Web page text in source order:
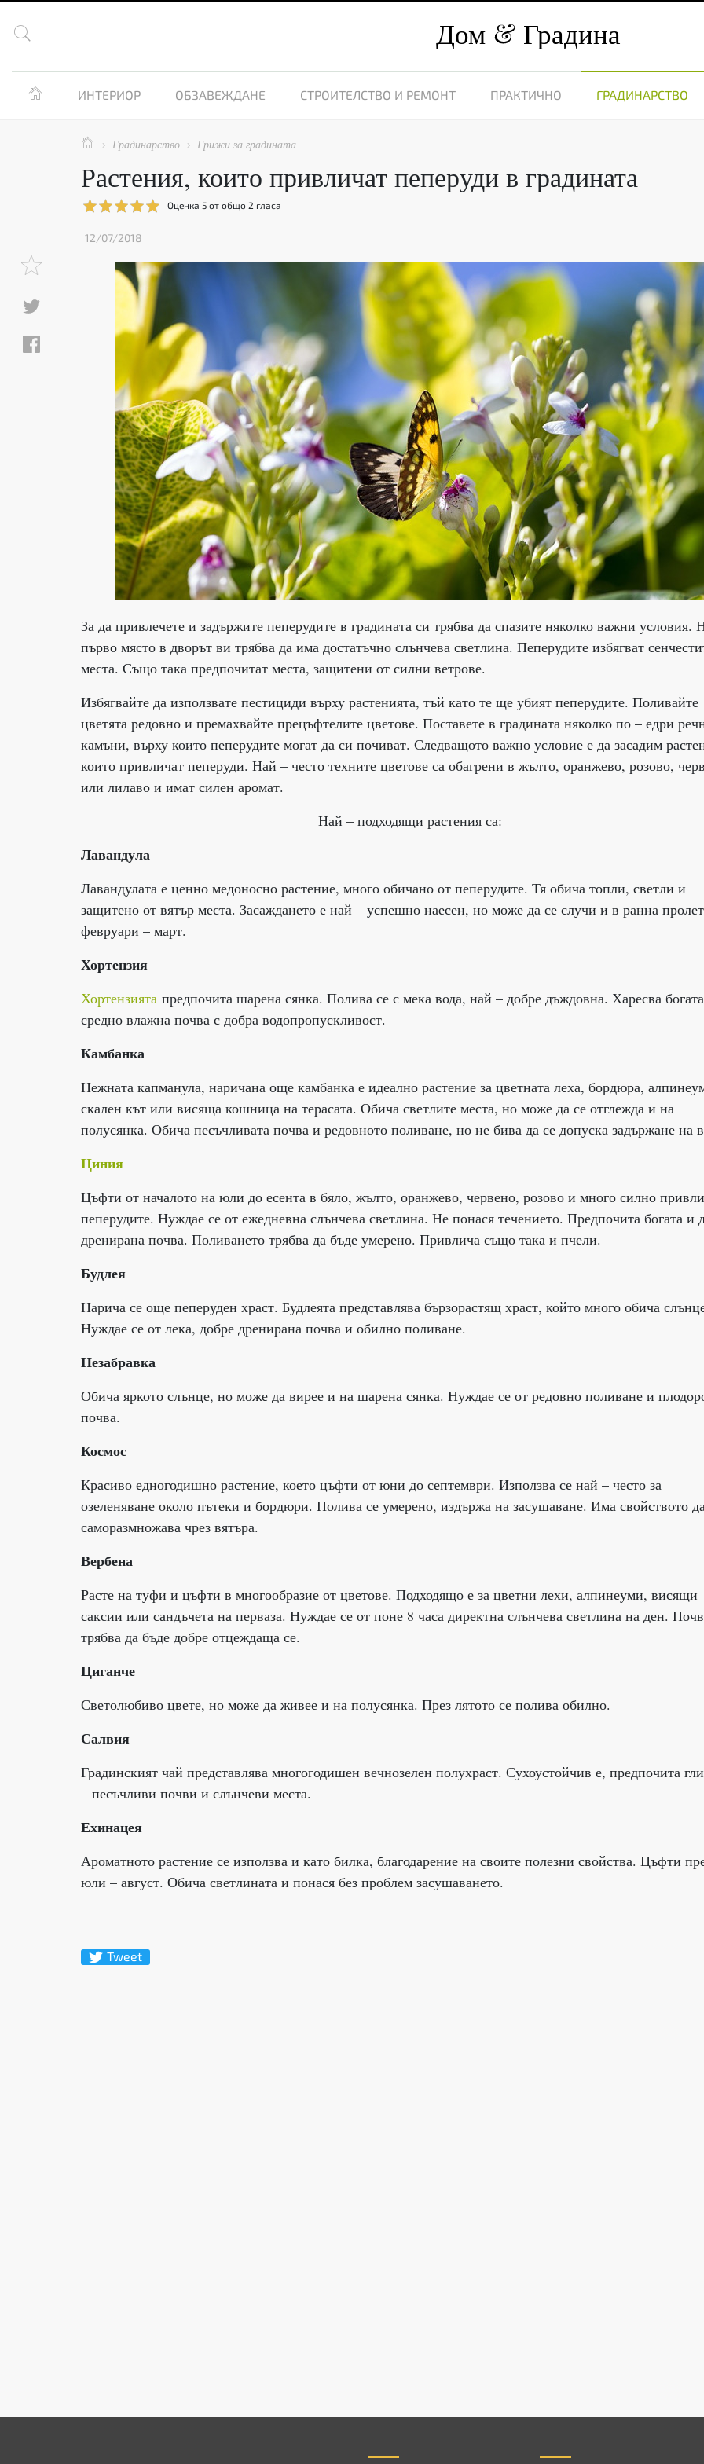
 Дом Градина
 ИНТЕРИОР ОБЗАВЕЖДАНЕ СТРОИТЕЛСТВО И РЕМОНТ ПРАКТИЧНО ГРАДИНАРСТВО
  Градинарство  Грижи за градината
Растения, които привличат пеперуди в градината
Оценка 5от общо 2 гласа
12/07/2018
За да привлечете и задържите пеперудите в градината си трябва да спазите няколко важни условия.
първо място в дворът ви трябва да има достатъчно слънчева светлина. Пеперудите избягват
места. Също така предпочитат места, защитени от силни ветрове.
Избягвайте да използвате пестициди върху растенията, тъй като те ще убият пеперудите. Поливайте
цветята редовно и премахвайте прецъфтелите цветове. Поставете в градината няколко по – едри
камъни, върху които пеперудите могат да си почиват. Следващото важно условие е да засадим
които привличат пеперуди. Най – често техните цветове са обагрени в жълто, оранжево, розово,
или лилаво и имат силен аромат.
Най – подходящи растения са:
Лавандула
Лавандулата е ценно медоносно растение, много обичано от пеперудите. Тя обича топли, светли и
защитено от вятър места. Засаждането е най – успешно наесен, но може да се случи и в ранна
февруари – март.
Хортензия
Хортензиятапредпочита шарена сянка. Полива се с мека вода, най – добре дъждовна. Харесва богата
средно влажна почва с добра водопропускливост.
Камбанка
Нежната капманула, наричана още камбанка е идеално растение за цветната леха, бордюра,
скален кът или висяща кошница на терасата. Обича светлите места, но може да се отглежда и на
полусянка. Обича песъчливата почва и редовното поливане, но не бива да се допуска задържане на
Циния
Цъфти от началото на юли до есента в бяло, жълто, оранжево, червено, розово и много силно
пеперудите. Нуждае се от ежедневна слънчева светлина. Не понася течението. Предпочита богата и
дренирана почва. Поливането трябва да бъде умерено. Привлича също така и пчели.
Будлея
Нарича се още пеперуден храст. Будлеята представлява бързорастящ храст, който много обича
Нуждае се от лека, добре дренирана почва и обилно поливане.
Незабравка
Обича яркото слънце, но може да вирее и на шарена сянка. Нуждае се от редовно поливане и
почва.
Космос
Красиво едногодишно растение, което цъфти от юни до септември. Използва се най – често за
озеленяване около пътеки и бордюри. Полива се умерено, издържа на засушаване. Има свойството
саморазмножава чрез вятъра.
Вербена
Расте на туфи и цъфти в многообразие от цветове. Подходящо е за цветни лехи, алпинеуми, висящи
саксии или сандъчета на перваза. Нуждае се от поне 8 часа директна слънчева светлина на ден.
трябва да бъде добре отцеждаща се.
Циганче
Светолюбиво цвете, но може да живее и на полусянка. През лятото се полива обилно.
Салвия
Градинският чай представлява многогодишен вечнозелен полухраст. Сухоустойчив е, предпочита
– песъчливи почви и слънчеви места.
Ехинацея
Ароматното растение се използва и като билка, благодарение на своите полезни свойства. Цъфти
юли – август. Обича светлината и понася без проблем засушаването.
Tweet